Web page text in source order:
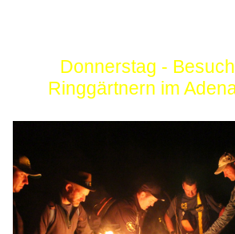
Donnerstag -
Ringgärtnern im